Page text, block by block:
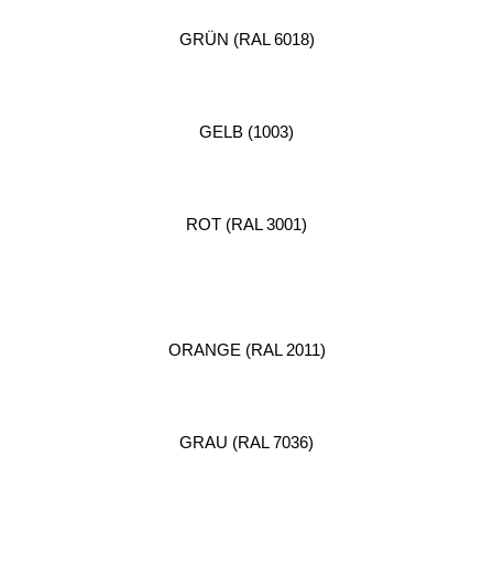
GRÜN (RAL 6018)
GELB (1003)
ROT (RAL 3001)
ORANGE (RAL 2011)
GRAU (RAL 7036)